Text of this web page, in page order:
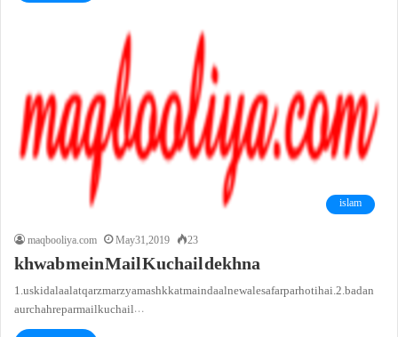
islam
maqbooliya.com
May 31, 2019 23
khwab mein Mail Kuchail dekhna
1. uski dalaalat qarz marz ya mashkkat main daalne wale safar par hoti hai.2. badan
aur chahre par mail kuchail…